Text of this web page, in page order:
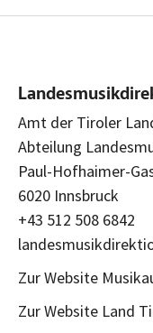
Amt der Tiroler
Abteilung
Paul-Hofhaimer-
6020 Innsbruck
+43 512 508 6842
Zur Website
Zur Website Land